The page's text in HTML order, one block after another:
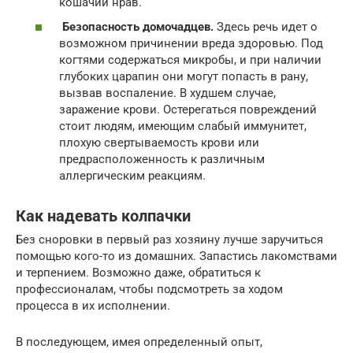
Безопасность домочадцев. Здесь речь идет о
возможном причинении вреда здоровью. Под
когтями содержаться микробы, и при наличии
глубоких царапин они могут попасть в рану,
вызвав воспаление. В худшем случае,
заражение крови. Остерегаться повреждений
стоит людям, имеющим слабый иммунитет,
плохую свертываемость крови или
предрасположенность к различным
аллергическим реакциям.
Как надевать колпачки
Без сноровки в первый раз хозяину лучше заручиться
помощью кого-то из домашних. Запастись лакомствами
и терпением. Возможно даже, обратиться к
профессионалам, чтобы подсмотреть за ходом
процесса в их исполнении.
В последующем, имея определенный опыт,